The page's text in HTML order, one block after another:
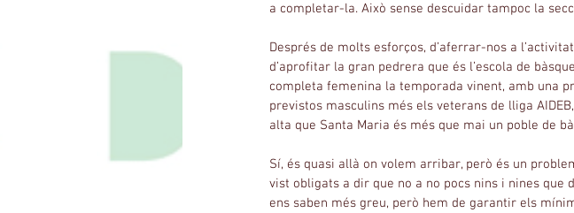
a completar-la. Això sense descuidar tampoc la
Després de molts esforços, d’aferrar-nos a
d’aprofitar la gran pedrera que és l’escola de
completa femenina la temporada vinent, amb una
previstos masculins més els veterans de lliga
alta que Santa Maria és més que mai un poble de
Sí, és quasi allà on volem arribar, però és un
vist obligats a dir que no a no pocs nins i nines que
ens saben més greu, però hem de garantir els